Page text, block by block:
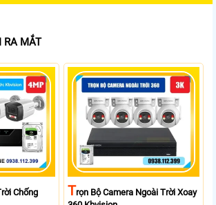
RA MẮT
Chống
TRọn Bộ Camera Ngoài Trời Xoay